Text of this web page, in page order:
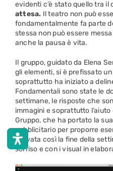
evidenti c’è stato quello tra
attesa. Il teatro non può
fondamentalmente fa parte
stessa non può essere
anche la pausa è vita.
Il gruppo, guidato da Elena
gli elementi, si è prefissato un
soprattutto ha iniziato a
Fondamentali sono state le
settimane, le risposte che
immagini e soprattutto
Gruppo, che ha portato la
pubblicitario per proporre
arrivata così la fine della
sorriso e con i visual in